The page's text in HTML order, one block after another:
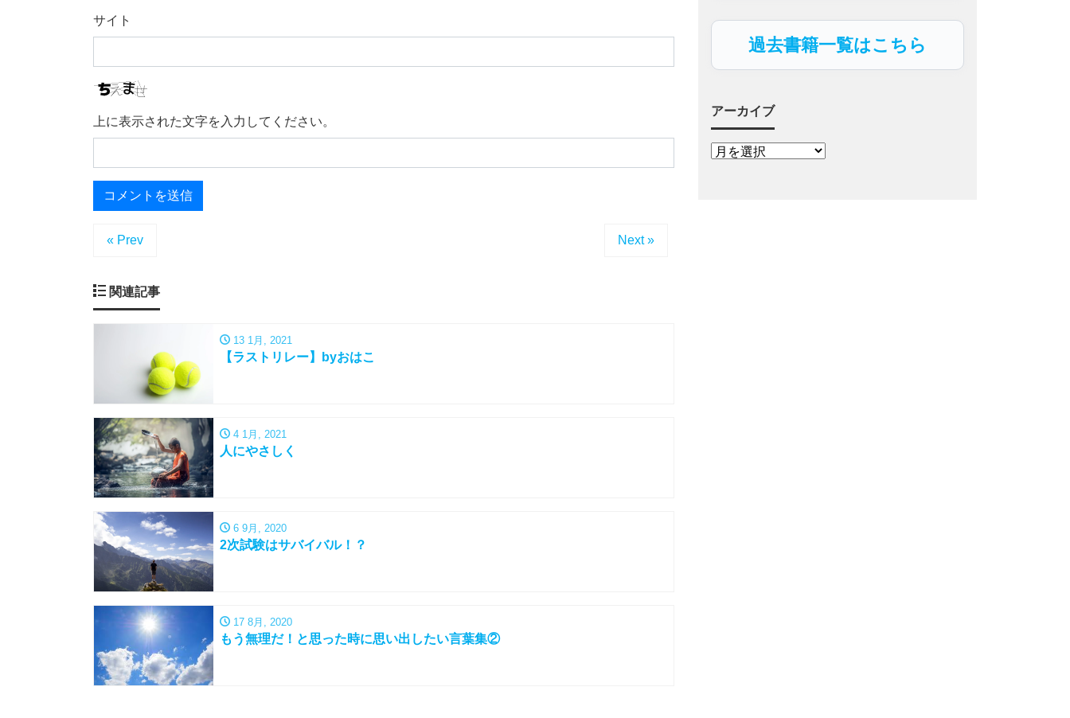
サイト
上に表示された文字を入力してください。
« Prev Next »
関連記事
13 1月, 2021
【ラストリレー】byおはこ
4 1月, 2021
人にやさしく
6 9月, 2020
2次試験はサバイバル！？
17 8月, 2020
もう無理だ！と思った時に思い出したい言葉集②
過去書籍一覧はこちら
アーカイブ